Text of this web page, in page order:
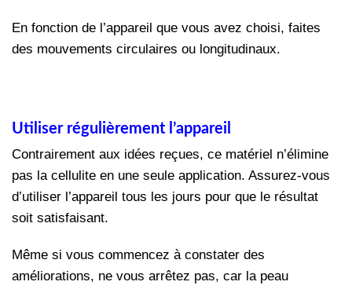
En fonction de l’appareil que vous avez choisi, faites
des mouvements circulaires ou longitudinaux.
Utiliser régulièrement l’appareil
Contrairement aux idées reçues, ce matériel n’élimine
pas la cellulite en une seule application. Assurez-vous
d’utiliser l’appareil tous les jours pour que le résultat
soit satisfaisant.
Même si vous commencez à constater des
améliorations, ne vous arrêtez pas, car la peau